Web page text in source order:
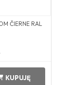
ČIERNE RAL
KUPUJĘ